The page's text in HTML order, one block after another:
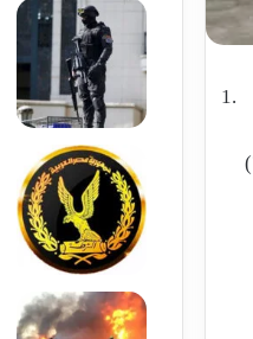
الواردات (4) سفن و(2000) طن بضائع و(225) شاحنة و(175) سيارة، فيما شملت حركة الصادرات (7)